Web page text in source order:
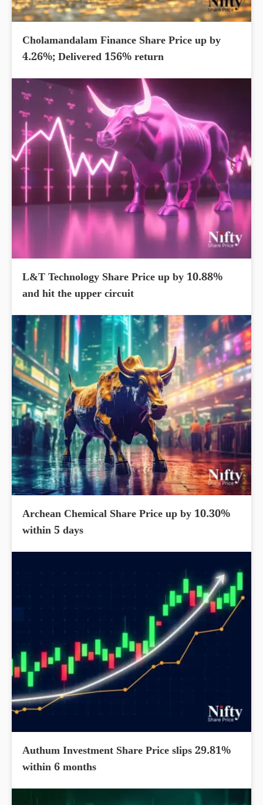
Cholamandalam Finance Share Price up by
4.26%; Delivered 156% return
L&T Technology Share Price up by 10.88%
and hit the upper circuit
Archean Chemical Share Price up by 10.30%
within 5 days
Authum Investment Share Price slips 29.81%
within 6 months